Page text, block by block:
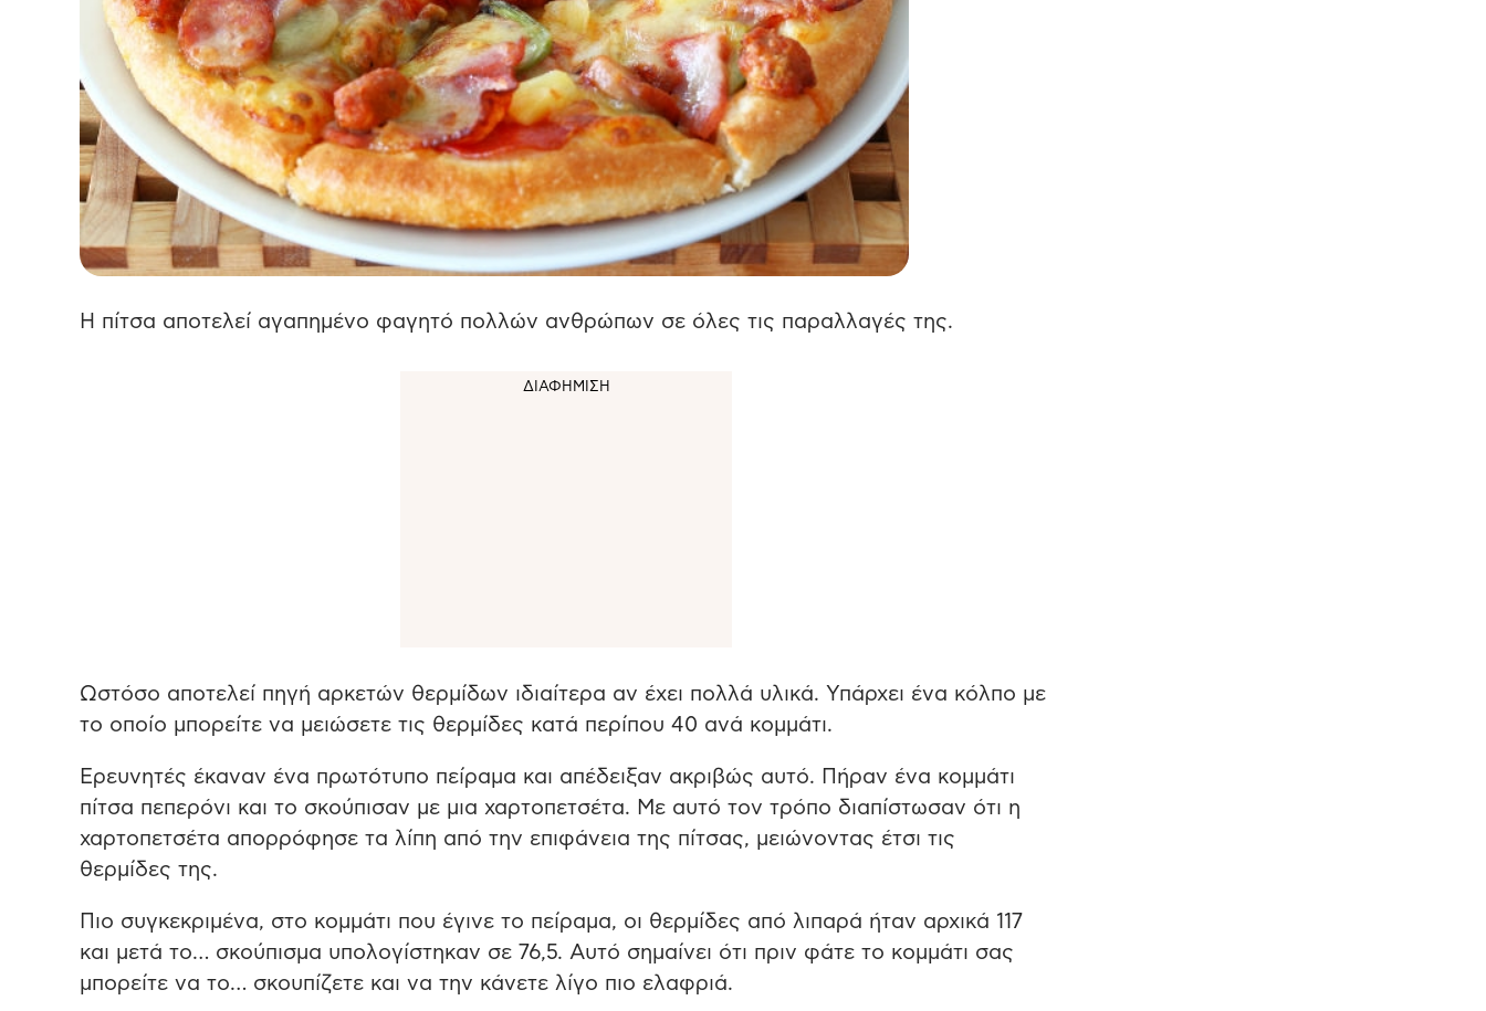
Η πίτσα αποτελεί αγαπημένο φαγητό πολλών ανθρώπων σε όλες τις παραλλαγές της.
Ωστόσο αποτελεί πηγή αρκετών θερμίδων ιδιαίτερα αν έχει πολλά υλικά. Υπάρχει ένα κόλπο με
το οποίο μπορείτε να μειώσετε τις θερμίδες κατά περίπου 40 ανά κομμάτι.
Ερευνητές έκαναν ένα πρωτότυπο πείραμα και απέδειξαν ακριβώς αυτό. Πήραν ένα κομμάτι
πίτσα πεπερόνι και το σκούπισαν με μια χαρτοπετσέτα. Με αυτό τον τρόπο διαπίστωσαν ότι η
χαρτοπετσέτα απορρόφησε τα λίπη από την επιφάνεια της πίτσας, μειώνοντας έτσι τις
θερμίδες της.
Πιο συγκεκριμένα, στο κομμάτι που έγινε το πείραμα, οι θερμίδες από λιπαρά ήταν αρχικά 117
και μετά το… σκούπισμα υπολογίστηκαν σε 76,5. Αυτό σημαίνει ότι πριν φάτε το κομμάτι σας
μπορείτε να το… σκουπίζετε και να την κάνετε λίγο πιο ελαφριά.